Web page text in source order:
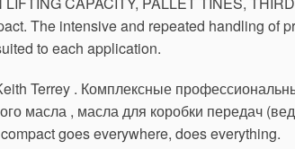
The intensive and repeated handling of
to each application.
Terrey . Комплексные
масла , масла для коробки передач
goes everywhere, does everything.